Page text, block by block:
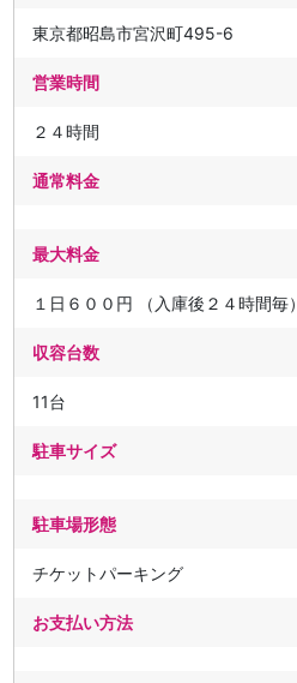
東京都昭島市宮沢町495-6
営業時間
２４時間
通常料金
最大料金
１日６００円 （入庫後２４時間毎）
収容台数
11台
駐車サイズ
駐車場形態
チケットパーキング
お支払い方法